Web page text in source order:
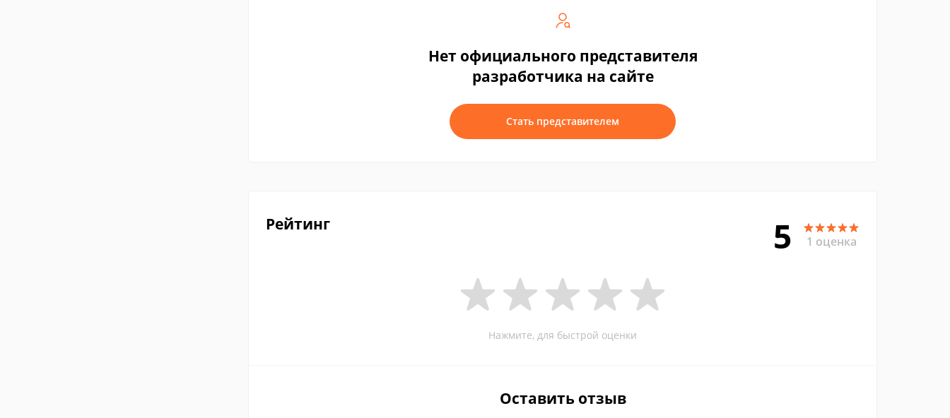
Нет официального представителя
разработчика на сайте
Стать представителем
Рейтинг 5 1 оценка
Нажмите, для быстрой оценки
Оставить отзыв